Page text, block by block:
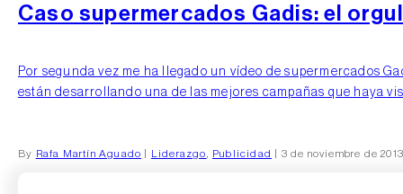
Caso supermercados Gadis: el
Por segunda vez me ha llegado un vídeo de supermercados
están desarrollando una de las mejores campañas que haya
By Rafa Martín Aguado Liderazgo Publicidad | 3 de noviembre de